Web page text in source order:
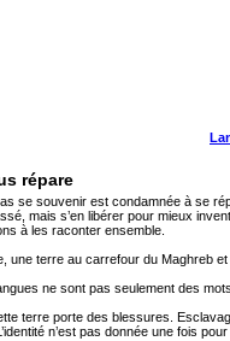
répare
se souvenir est condamnée à se
mais s’en libérer pour mieux
à les raconter ensemble.
une terre au carrefour du Maghreb
ne sont pas seulement des
terre porte des blessures.
n’est pas donnée une fois